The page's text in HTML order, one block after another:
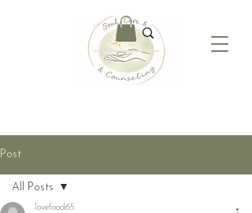
Post
All Posts
lovefood65